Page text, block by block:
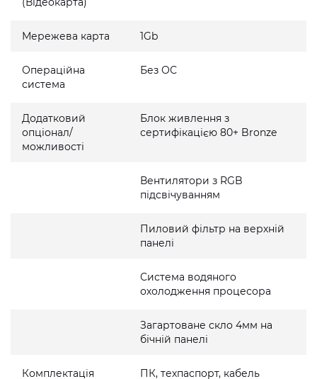
Мережева карта 1Gb
Операційна
система
Без ОС
Додатковий
опціонал/
можливості
Блок живлення з
сертифікацією 80+ Bronze
Вентилятори з RGB
підсвічуванням
Пиловий фільтр на верхній
панелі
Система водяного
охолодження процесора
Загартоване скло 4мм на
бічній панелі
Комплектація
ПК, техпаспорт, кабель